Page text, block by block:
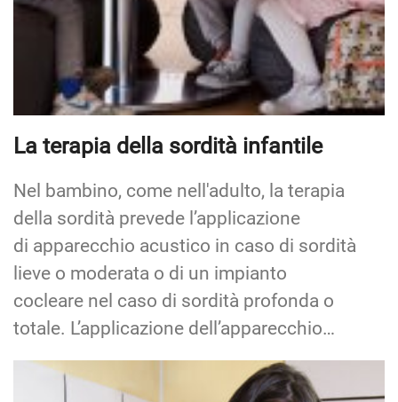
La terapia della sordità infantile
Nel bambino, come nell'adulto, la terapia
della sordità prevede l’applicazione
di apparecchio acustico in caso di sordità
lieve o moderata o di un impianto
cocleare nel caso di sordità profonda o
totale. L’applicazione dell’apparecchio…